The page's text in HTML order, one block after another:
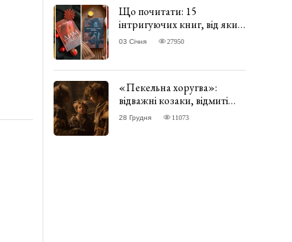
Що почитати: 15
інтригуючих книг, від яких
важко відірватись. ФОТО
03 Січня 27950
«Пекельна хоругва»:
відважні козаки, відмиті
чорти та відчайдушний
28 Грудня 11073